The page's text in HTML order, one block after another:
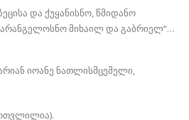
და ქუყანისნო, წმიდანო
მიხაილ და გაბრიელ“…
იოანე ნათლისმცემელი,